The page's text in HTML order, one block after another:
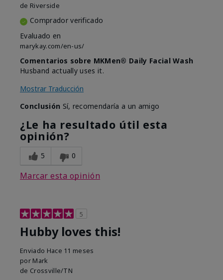
de Riverside
Comprador verificado
Evaluado en
marykay.com/en-us/
Comentarios sobre MKMen® Daily Facial Wash
Husband actually uses it.
Mostrar Traducción
Conclusión Sí, recomendaría a un amigo
¿Le ha resultado útil esta
opinión?
5 0
Marcar esta opinión
5
Hubby loves this!
Enviado Hace 11 meses
por Mark
de Crossville/TN